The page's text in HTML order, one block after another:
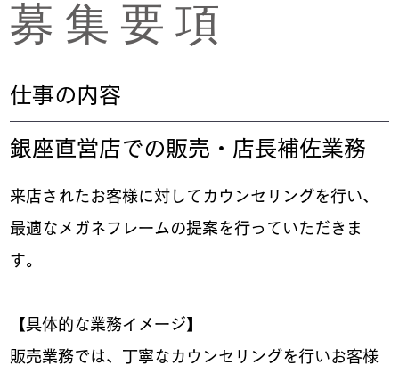
​募 集 要 項
​仕事の内容
銀座直営店での販売・店長補佐業務
来店されたお客様に対してカウンセリングを行い、
最適なメガネフレームの提案を行っていただきま
す。
【具体的な業務イメージ】
販売業務では、丁寧なカウンセリングを行いお客様